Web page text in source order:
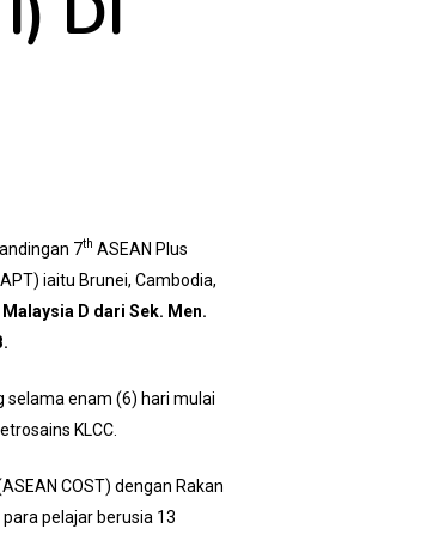
7th ASEAN Plus
iaitu Brunei, Cambodia,
D dari Sek. Men.
selama enam (6) hari mulai
KLCC.
COST) dengan Rakan
pelajar berusia 13